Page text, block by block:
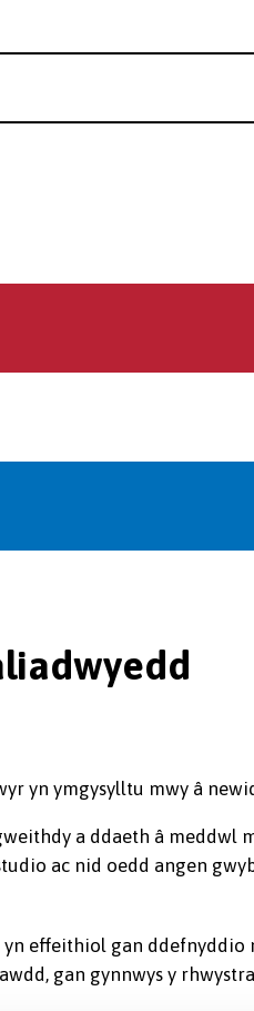
yn ymgysylltu mwy â
a ddaeth â
ac nid oedd angen
effeithiol gan
gan gynnwys y